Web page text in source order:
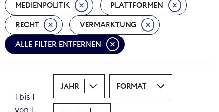
Nova Award
Pressefreiheit
Print
Recht
MEDIENPOLITIK PLATTFORMEN
RECHT VERMARKTUNG
ALLE FILTER ENTFERNEN
1 bis 1
von 1
JAHR FORMAT